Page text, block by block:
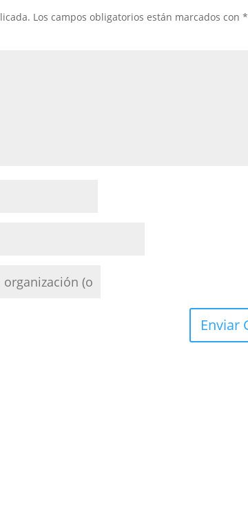
Los campos obligatorios están marcados con*